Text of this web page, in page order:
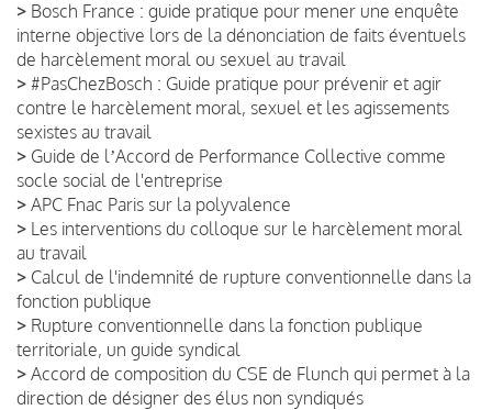
> Bosch France : guide pratique pour mener une enquête
interne objective lors de la dénonciation de faits éventuels
de harcèlement moral ou sexuel au travail
> #PasChezBosch : Guide pratique pour prévenir et agir
contre le harcèlement moral, sexuel et les agissements
sexistes au travail
> Guide de lʼAccord de Performance Collective comme
socle social de l'entreprise
> APC Fnac Paris sur la polyvalence
> Les interventions du colloque sur le harcèlement moral
au travail
> Calcul de l'indemnité de rupture conventionnelle dans la
fonction publique
> Rupture conventionnelle dans la fonction publique
territoriale, un guide syndical
> Accord de composition du CSE de Flunch qui permet à la
direction de désigner des élus non syndiqués